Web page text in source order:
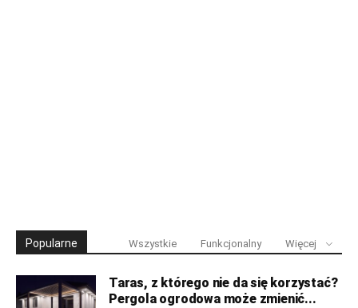
Popularne Wszystkie Funkcjonalny Więcej
Taras, z którego nie da się korzystać?
Pergola ogrodowa może zmienić...